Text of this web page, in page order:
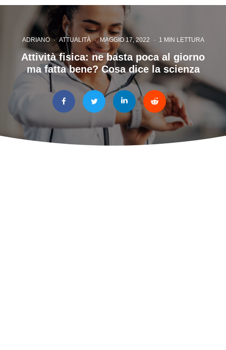
ADRIANO · ATTUALITÀ · MAGGIO 17, 2022 · 1 MIN LETTURA
Attività fisica: ne basta poca al giorno
ma fatta bene? Cosa dice la scienza